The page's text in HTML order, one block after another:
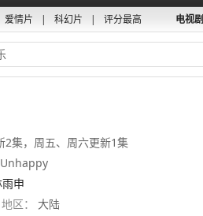
爱情片 | 科幻片 | 评分最高 电视剧
2集，周五、周六更新1集
申
地区：
大陆